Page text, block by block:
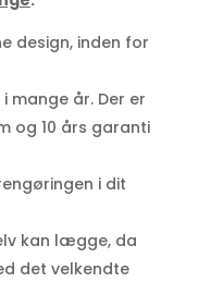
design, inden for
mange år. Der er
og 10 års garanti
i dit
kan lægge, da
det velkendte